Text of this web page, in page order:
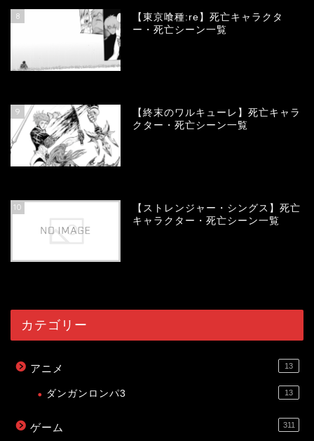
8
【東京喰種:re】死亡キャラクタ
ー・死亡シーン一覧
9
【終末のワルキューレ】死亡キャラ
クター・死亡シーン一覧
10
【ストレンジャー・シングス】死亡
キャラクター・死亡シーン一覧
カテゴリー
アニメ 13
ダンガンロンパ3 13
ゲーム 311